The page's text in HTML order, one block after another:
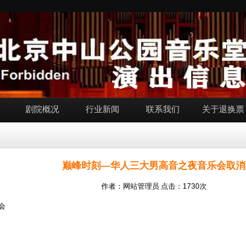
剧院概况 行业新闻 联系我们 关于退换票
巅峰时刻—华人三大男高音之夜音乐会取消
作者：网站管理员 点击：1730次